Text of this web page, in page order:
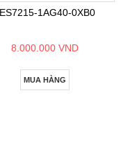
1AG40-0XB0
8.000.000 VND
MUA HÀNG